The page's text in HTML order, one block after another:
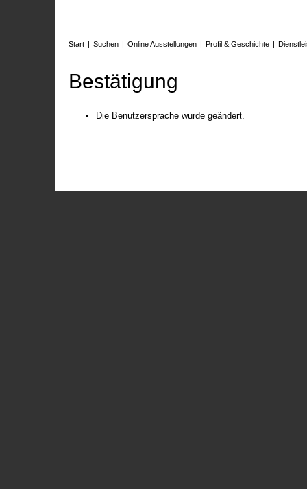
Start | Suchen | Online Ausstellungen | Profil & Geschichte |
Bestätigung
Die Benutzersprache wurde geändert.